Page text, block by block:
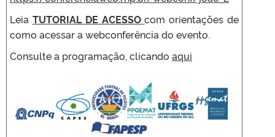
Leia TUTORIAL DE ACESSO com orientações de
como acessar a webconferência do evento.
Consulte a programação, clicando aqui